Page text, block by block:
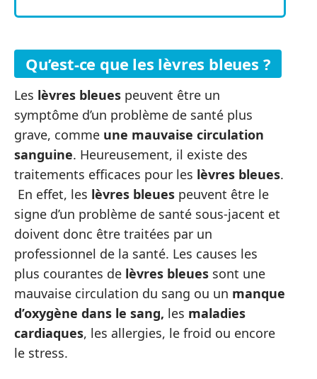
Qu’est-ce que les lèvres bleues ?
Les lèvres bleues peuvent être un
symptôme d’un problème de santé plus
grave, comme une mauvaise circulation
sanguine. Heureusement, il existe des
traitements efficaces pour les lèvres bleues.
En effet, les lèvres bleues peuvent être le
signe d’un problème de santé sous-jacent et
doivent donc être traitées par un
professionnel de la santé. Les causes les
plus courantes de lèvres bleues sont une
mauvaise circulation du sang ou un manque
d’oxygène dans le sang, les maladies
cardiaques, les allergies, le froid ou encore
le stress.